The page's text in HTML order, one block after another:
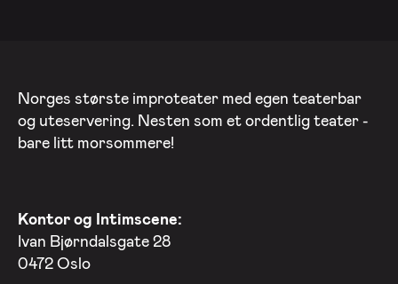
Norges største improteater med egen teaterbar
og uteservering. Nesten som et ordentlig teater -
bare litt morsommere!
Kontor og Intimscene:
Ivan Bjørndalsgate 28
0472 Oslo